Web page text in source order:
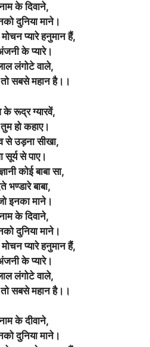
के दिवाने,
दुनिया माने।
प्यारे हनुमान हैं,
के प्यारे।
लंगोटे वाले,
तो सबसे महान है।।
के रूद्र ग्यारवें,
तुम हो कहाए।
से उड़ना सीखा,
सूर्य से पाए।
कोई बाबा सा,
भण्डारे बाबा,
इनका माने।
के दिवाने,
दुनिया माने।
प्यारे हनुमान हैं,
के प्यारे।
लंगोटे वाले,
तो सबसे महान है।।
के दीवाने,
दुनिया माने।